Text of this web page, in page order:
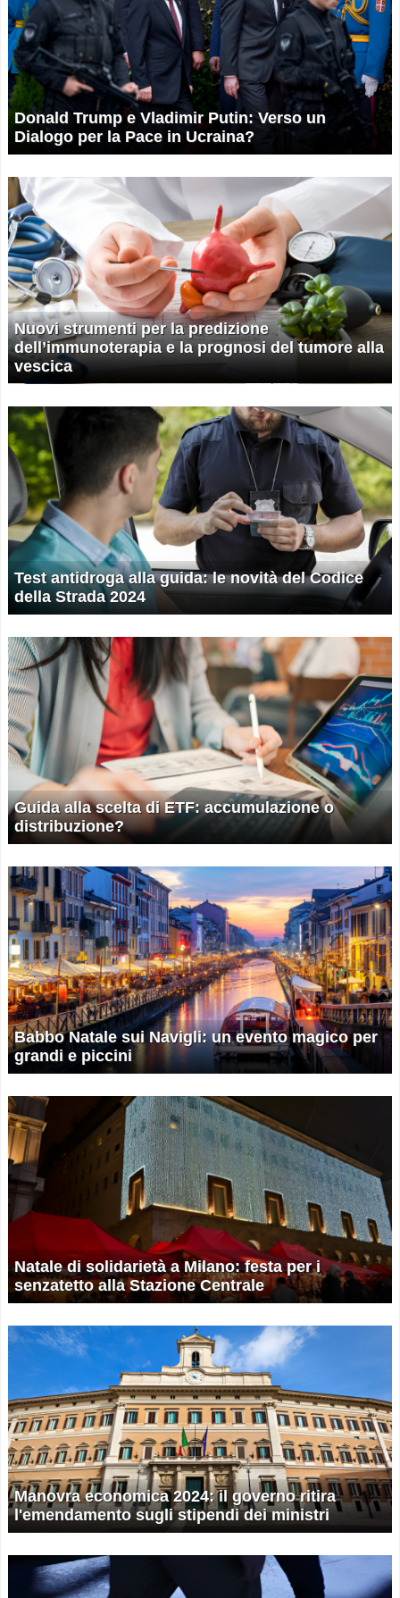
Donald Trump e Vladimir Putin: Verso un
Dialogo per la Pace in Ucraina?
Nuovi strumenti per la predizione
dell’immunoterapia e la prognosi del tumore alla
vescica
Test antidroga alla guida: le novità del Codice
della Strada 2024
Guida alla scelta di ETF: accumulazione o
distribuzione?
Babbo Natale sui Navigli: un evento magico per
grandi e piccini
Natale di solidarietà a Milano: festa per i
senzatetto alla Stazione Centrale
Manovra economica 2024: il governo ritira
l'emendamento sugli stipendi dei ministri